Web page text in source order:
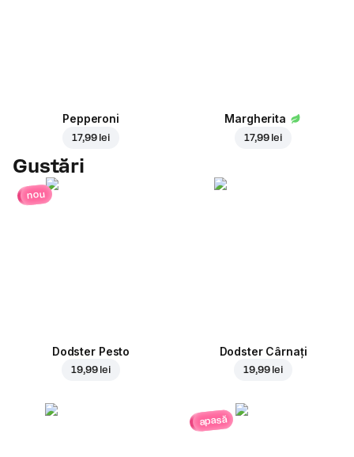
Pepperoni
17,99 lei
Margherita
17,99 lei
Gustări
nou
Dodster Pesto
19,99 lei
Dodster Cârnați
19,99 lei
apasă